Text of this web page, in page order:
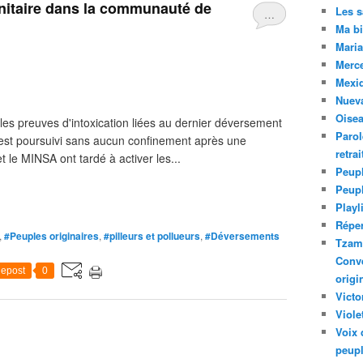
…
dans la communauté de
preuves d'intoxication liées au dernier déversement
poursuivi sans aucun confinement après une
le MINSA ont tardé à activer les...
, #Peuples originaires, #pilleurs et pollueurs, #Déversements
0
Les
Ma
Voix